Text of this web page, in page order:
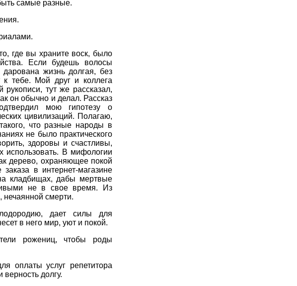
самые разные.
где вы храните воск, было
Если будешь волосы
дарована жизнь долгая, без
тебе. Мой друг и коллега
рукописи, тут же рассказал,
он обычно и делал. Рассказ
мою гипотезу о
цивилизаций. Полагаю,
что разные народы в
не было практического
здоровы и счастливы,
использовать. В мифологии
дерево, охраняющее покой
в интернет-магазине
кладбищах, дабы мертвые
не в свое время. Из
нечаянной смерти.
дает силы для
в него мир, уют и покой.
рожениц, чтобы роды
оплаты услуг репетитора
верность долгу.